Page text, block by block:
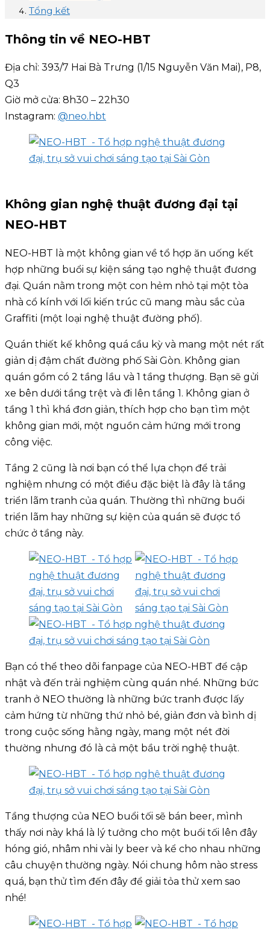
Tổng kết
Thông tin về NEO-HBT
Địa chỉ: 393/7 Hai Bà Trưng (1/15 Nguyễn Văn Mai), P8,
Q3
Giờ mở cửa: 8h30 – 22h30
Instagram: @neo.hbt
Không gian nghệ thuật đương đại tại
NEO-HBT
NEO-HBT là một không gian về tổ hợp ăn uống kết
hợp những buổi sự kiện sáng tạo nghệ thuật đương
đại. Quán nằm trong một con hẻm nhỏ tại một tòa
nhà cổ kính với lối kiến trúc cũ mang màu sắc của
Graffiti (một loại nghệ thuật đường phố).
Quán thiết kế không quá cầu kỳ và mang một nét rất
giản dị đậm chất đường phố Sài Gòn. Không gian
quán gồm có 2 tầng lầu và 1 tầng thượng. Bạn sẽ gửi
xe bên dưới tầng trệt và đi lên tầng 1. Không gian ở
tầng 1 thì khá đơn giản, thích hợp cho bạn tìm một
không gian mới, một nguồn cảm hứng mới trong
công việc.
Tầng 2 cũng là nơi bạn có thể lựa chọn để trải
nghiệm nhưng có một điều đặc biệt là đây là tầng
triển lãm tranh của quán. Thường thì những buổi
triển lãm hay những sự kiện của quán sẽ được tổ
chức ở tầng này.
Bạn có thể theo dõi fanpage của NEO-HBT để cập
nhật và đến trải nghiệm cùng quán nhé. Những bức
tranh ở NEO thường là những bức tranh được lấy
cảm hứng từ những thứ nhỏ bé, giản đơn và bình dị
trong cuộc sống hằng ngày, mang một nét đời
thường nhưng đó là cả một bầu trời nghệ thuật.
Tầng thượng của NEO buổi tối sẽ bán beer, mình
thấy nơi này khá là lý tưởng cho một buổi tối lên đây
hóng gió, nhâm nhi vài ly beer và kể cho nhau những
câu chuyện thường ngày. Nói chung hôm nào stress
quá, bạn thử tìm đến đây để giải tỏa thử xem sao
nhé!